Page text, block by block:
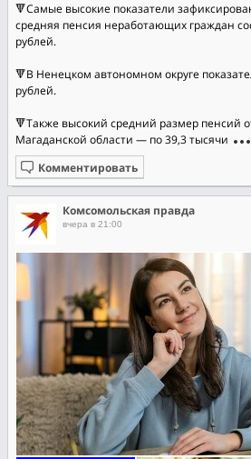
🔻Самые высокие показатели
средняя пенсия неработающих граждан
рублей.
🔻В Ненецком автономном округе
рублей.
🔻Также высокий средний размер пенсий
Магаданской области — по 39,3 тысячи
Комментировать
Комсомольская правда
вчера в 21:00